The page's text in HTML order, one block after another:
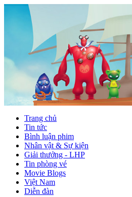
Trang chủ
Tin tức
Bình luận phim
Nhân vật & Sự kiện
Giải thưởng - LHP
Tin phòng vé
Movie Blogs
Việt Nam
Diễn đàn